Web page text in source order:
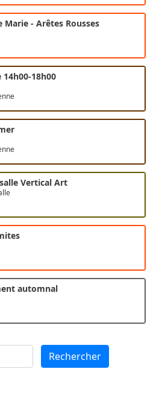
Marie - Arêtes Rousses
14h00-18h00
Vertical Art
automnal
Rechercher